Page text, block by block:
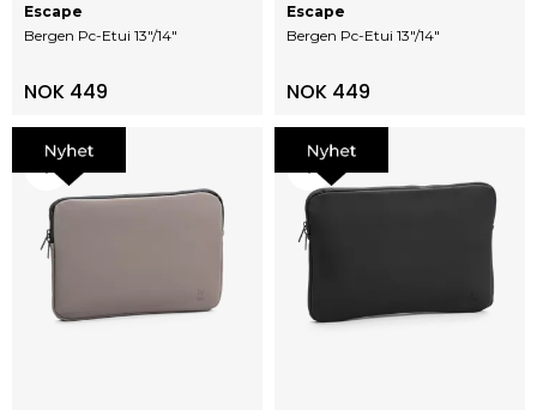
Bergen Pc-Etui 13"/14"
Escape
NOK 449
Bergen Pc-Etui 13"/14"
Escape
NOK 449